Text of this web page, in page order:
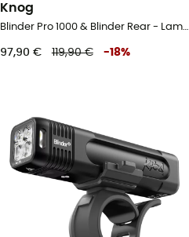
Knog
Blinder Pro 1000 & Blinder Rear - Lampe avant vélo
97,90 € 119,90 € -18%